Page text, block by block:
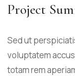
Project
Sed ut
voluptatem
totam rem